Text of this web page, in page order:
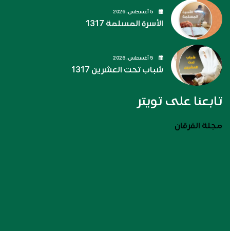
الأسرة المسلمة 1317
شباب تحت العشرين 1317
تابعنا على تويتر
مجلة الفرقان